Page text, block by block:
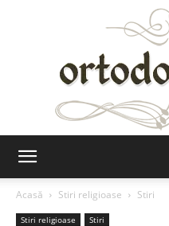
Acasă
Stiri religioase Stiri
Stiri religioase Stiri